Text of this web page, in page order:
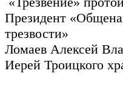
Президент
трезвости»
Ломаев Алексей
Иерей Троицкого